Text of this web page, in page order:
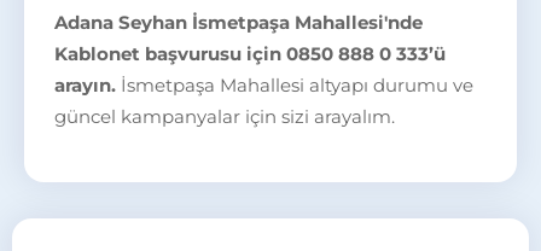
Adana Seyhan İsmetpaşa Mahallesi'nde
Kablonet başvurusu için 0850 888 0 333’ü
arayın. İsmetpaşa Mahallesi altyapı durumu ve
güncel kampanyalar için sizi arayalım.